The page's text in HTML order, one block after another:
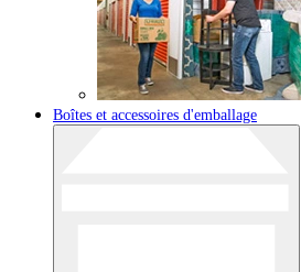
Boîtes et accessoires d'emballage